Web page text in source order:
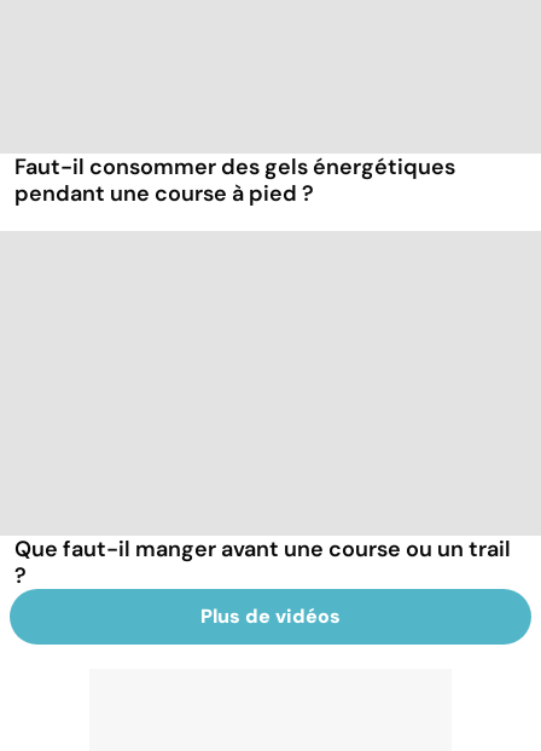
Faut-il consommer des gels énergétiques
pendant une course à pied ?
Que faut-il manger avant une course ou un trail
?
Plus de vidéos